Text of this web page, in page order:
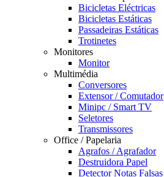
Bicicletas Eléctricas
Bicicletas Estáticas
Passadeiras Estáticas
Trotinetes
Monitores
Monitor
Multimédia
Conversores
Extensor / Comutador
Minipc / Smart TV
Seletores
Transmissores
Office / Papelaria
Agrafos / Agrafador
Destruidora Papel
Detector Notas Falsas